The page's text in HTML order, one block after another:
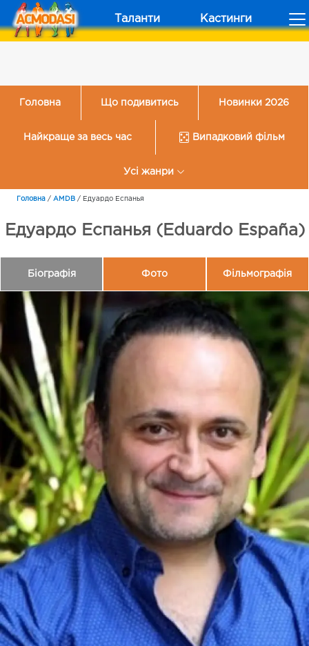
Таланти Кастинги
Головна Що подивитись Новинки 2026
Найкраще за весь час Випадковий фільм
Усі жанри
Головна / AMDB / Едуардо Еспанья
Едуардо Еспанья (Eduardo España)
Біографія Фото Фільмографія